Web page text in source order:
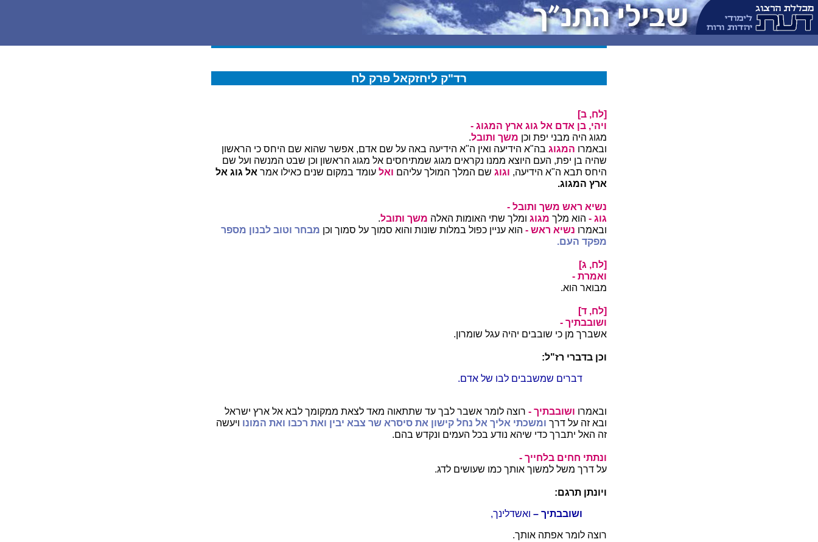
רד"ק ליחזקאל פרק לח
[לח, ב]
ויהי, בן אדם אל גוג ארץ המגוג -
מגוג היה מבני יפת וכן משך ותובל.
ובאמרו המגוג בה"א הידיעה ואין ה"א הידיעה באה על שם אדם, אפשר שהוא שם היחס כי הראשון
שהיה בן יפת, העם היוצא ממנו נקראים מגוג שמתיחסים אל מגוג הראשון וכן שבט המנשה ועל שם
היחס תבא ה"א הידיעה, וגוג שם המלך המולך עליהם ואל עומד במקום שנים כאילו אמר אל גוג אל
ארץ המגוג.
נשיא ראש משך ותובל -
גוג - הוא מלך מגוג ומלך שתי האומות האלה משך ותובל.
ובאמרו נשיא ראש - הוא עניין כפול במלות שונות והוא סמוך על סמוך וכן מבחר וטוב לבנון מספר
מפקד העם.
[לח, ג]
ואמרת -
מבואר הוא.
[לח, ד]
ושובבתיך -
אשברך מן כי שובבים יהיה עגל שומרון.
וכן בדברי רז"ל:
דברים שמשבבים לבו של אדם.
ובאמרו ושובבתיך - רוצה לומר אשבר לבך עד שתתאוה מאד לצאת ממקומך לבא אל ארץ ישראל
ובא זה על דרך ומשכתי אליך אל נחל קישון את סיסרא שר צבא יבין ואת רכבו ואת המונו ויעשה
זה האל יתברך כדי שיהא נודע בכל העמים ונקדש בהם.
ונתתי חחים בלחייך -
על דרך משל למשוך אותך כמו שעושים לדג.
ויונתן תרגם:
ושובבתיך – ואשדלינך,
רוצה לומר אפתה אותך.